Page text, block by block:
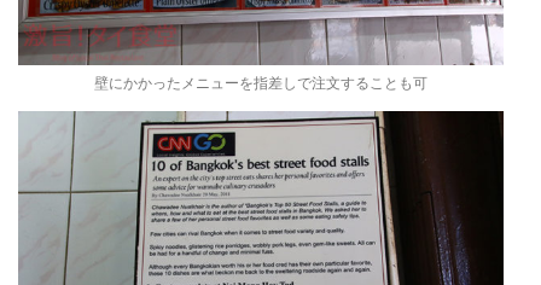
壁にかかったメニューを指差しで注文することも可